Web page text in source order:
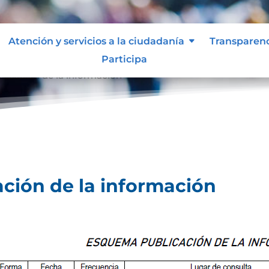
Atención y servicios a la ciudadanía
Participa
de la información
de la información